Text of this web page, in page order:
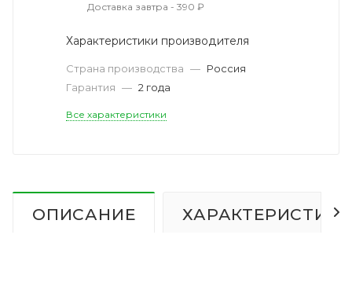
Доставка завтра - 390 ₽
Характеристики производителя
Страна производства — Россия
Гарантия — 2 года
Все характеристики
ОПИСАНИЕ